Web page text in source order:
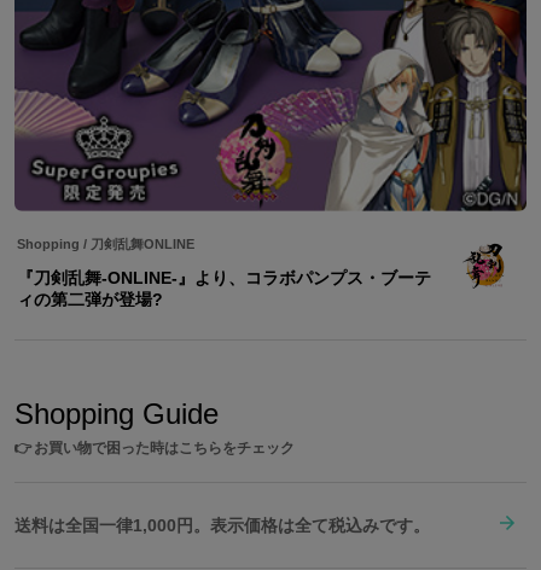
Shopping / 刀剣乱舞ONLINE
『刀剣乱舞-ONLINE-』より、コラボパンプス・ブーテ
ィの第二弾が登場?
Shopping Guide
👉お買い物で困った時はこちらをチェック
送料は全国一律1,000円。表示価格は全て税込みです。